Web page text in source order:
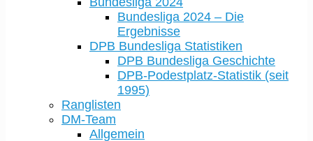
Bundesliga 2024 – Die
Ergebnisse
DPB Bundesliga Statistiken
DPB Bundesliga Geschichte
DPB-Podestplatz-Statistik (seit
1995)
Ranglisten
DM-Team
Allgemein